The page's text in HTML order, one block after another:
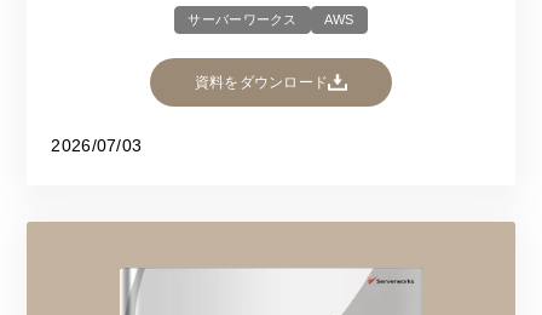
サーバーワークス AWS
資料をダウンロード
2026/07/03